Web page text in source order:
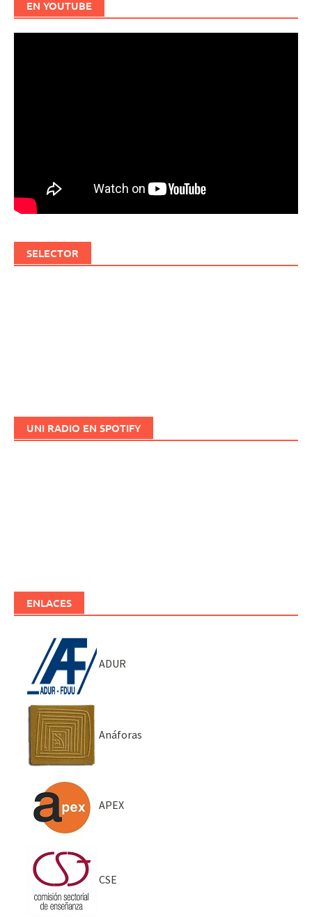
EN YOUTUBE
SELECTOR
UNI RADIO EN SPOTIFY
ENLACES
ADUR
Anáforas
APEX
CSE